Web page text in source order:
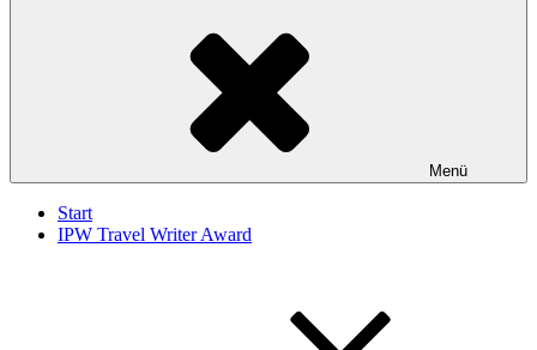
Menü
Start
IPW Travel Writer Award